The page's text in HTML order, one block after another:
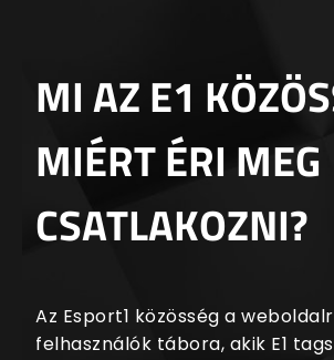
MI AZ E1
MIÉRT ÉRI MEG
CSATLAKOZNI?
Az Esport1 közösség a
felhasználók tábora, akik E1